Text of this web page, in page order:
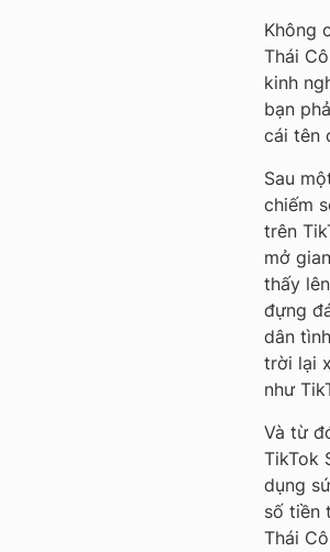
Không
Thái
kinh
bạn
cái tên
Sau
chiếm
trên
mở
thấy
đựng
dân
trời lại
như
Và từ
TikTok
dụng
số tiền
Thái